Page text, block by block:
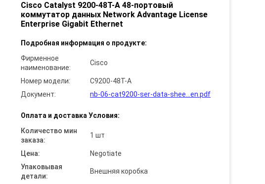
Cisco Catalyst 9200-48T-A 48-портовый
коммутатор данных Network Advantage License
Enterprise Gigabit Ethernet
Подробная информация о продукте:
Фирменное
наименование:
Cisco
Номер модели:
C9200-48T-A
Документ:
nb-06-cat9200-ser-data-shee...en.pdf
Оплата и доставка Условия:
Количество мин
заказа:
1 шт
Цена:
Negotiate
Упаковывая
детали:
Внешняя коробка